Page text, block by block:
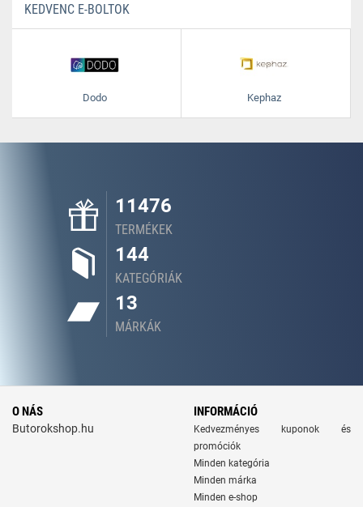
KEDVENC E-BOLTOK
Dodo Kephaz
11476
TERMÉKEK
144
KATEGÓRIÁK
13
MÁRKÁK
O NÁS
Butorokshop.hu
INFORMÁCIÓ
Kedvezményes kuponok és
promóciók
Minden kategória
Minden márka
Minden e-shop